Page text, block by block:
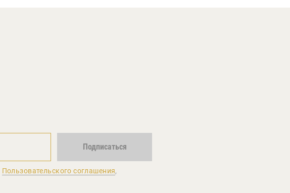
Подписаться
Пользовательского соглашения,